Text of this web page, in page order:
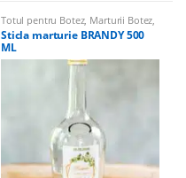
Totul pentru Botez, Marturii Botez
Sticle marturii & Accesorii,Sticle
Marturii,Marturii Nunta
Sticla marturie BRANDY 500
ML